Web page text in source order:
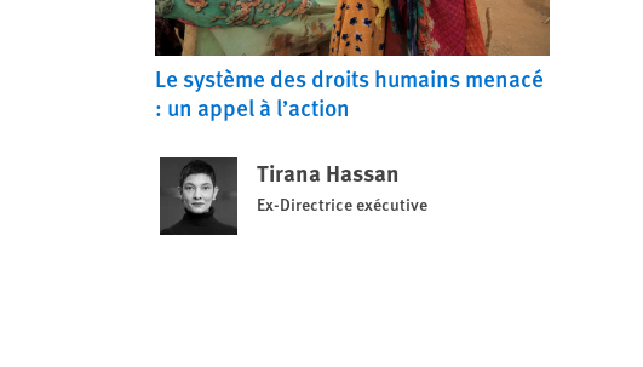
Le système des droits humains menacé
: un appel à l’action
Tirana Hassan
Ex-Directrice exécutive